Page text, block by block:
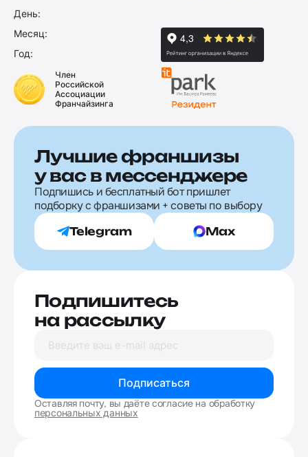
День:
Месяц:
Год:
Член
Российской
Ассоциации
Франчайзинга
Лучшие франшизы
у вас в мессенджере
Подпишись и бесплатный бот пришлет
подборку с франшизами + советы по выбору
Telegram Max
Подпишитесь
на рассылку
Подписаться
Оставляя почту, вы даёте согласие на обработку
персональных данных